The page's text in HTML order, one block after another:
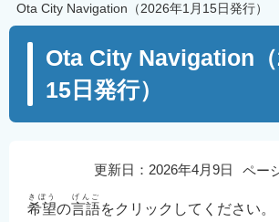
先
Ota City Navigation（2026年1月15日発行）
Ota City Navigation（
15日発行）
ペー
更新日：2026年4月9日
希望
きぼう
の言語
げんご
をクリックしてください。